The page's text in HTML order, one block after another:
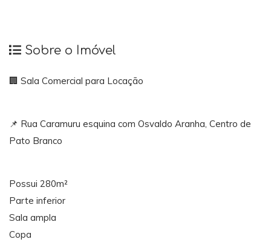
Sobre o Imóvel
🏢 Sala Comercial para Locação
📌 Rua Caramuru esquina com Osvaldo Aranha, Centro de
Pato Branco
Possui 280m²
Parte inferior
Sala ampla
Copa